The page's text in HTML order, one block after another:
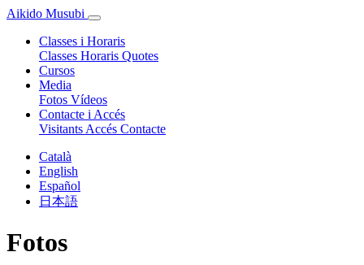
Aikido Musubi
Classes i Horaris
Classes Horaris Quotes
Cursos
Media
Fotos Vídeos
Contacte i Accés
Visitants Accés Contacte
Català
English
Español
日本語
Fotos